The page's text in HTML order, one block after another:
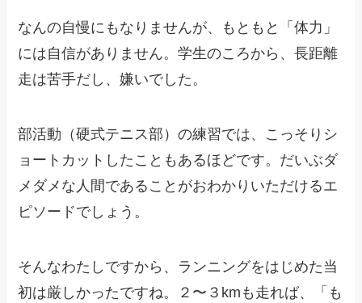
なんの自慢にもなりませんが、もともと「体力」
には自信がありません。学生のころから、長距離
走は苦手だし、嫌いでした。
部活動（硬式テニス部）の練習では、こっそりシ
ョートカットしたこともあるほどです。だいぶダ
メダメな人間であることがおわかりいただけるエ
ピソードでしょう。
そんなわたしですから、ランニングをはじめた当
初は厳しかったですね。２〜３kmも走れば、「も